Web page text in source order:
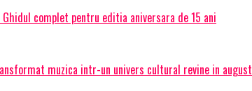
complet pentru editia aniversara de 15 ani
muzica intr-un univers cultural revine in august